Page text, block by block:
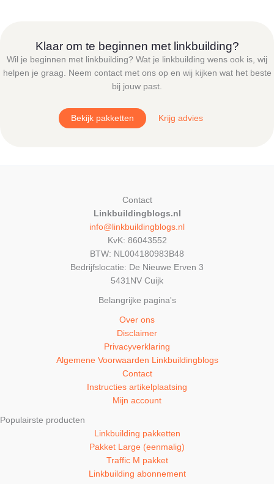
kan
gekozen
worden
op
productpagina
Klaar om te beginnen met linkbuilding?
Wil je beginnen met linkbuilding? Wat je linkbuilding wens ook is, wij
helpen je graag. Neem contact met ons op en wij kijken wat het beste
bij jouw past.
Bekijk pakketten Krijg advies
Contact
Linkbuildingblogs.nl
info@linkbuildingblogs.nl
KvK: 86043552
BTW: NL004180983B48
Bedrijfslocatie: De Nieuwe Erven 3
5431NV Cuijk
Belangrijke pagina's
Over ons
Disclaimer
Privacyverklaring
Algemene Voorwaarden Linkbuildingblogs
Contact
Instructies artikelplaatsing
Mijn account
Populairste producten
Linkbuilding pakketten
Pakket Large (eenmalig)
Traffic M pakket
Linkbuilding abonnement